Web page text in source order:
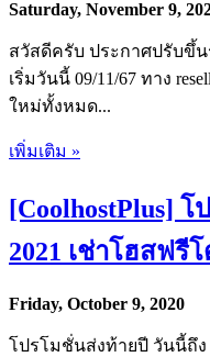
Saturday, November 9,
สวัสดีครับ ประกาศปรับขึ้
เริ่มวันนี้ 09/11/67 ทาง
ใหม่ทั้งหมด...
เพิ่มเติม »
[CoolhostPlus]
2021 เช่าโฮสฟรี
Friday, October 9, 2020
โปรโมชั่นส่งท้ายปี วันนี้ถึง